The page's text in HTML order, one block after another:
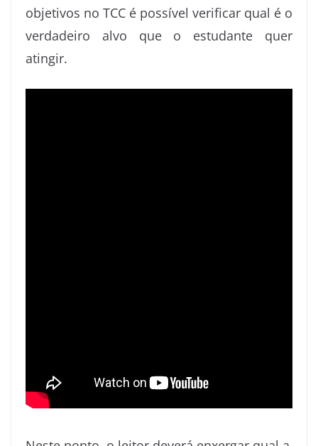
k
n
s
p
e
r
objetivos no TCC é possível verificar qual é o
verdadeiro alvo que o estudante quer
atingir.